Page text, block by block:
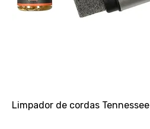
Limpador de cordas Tennessee